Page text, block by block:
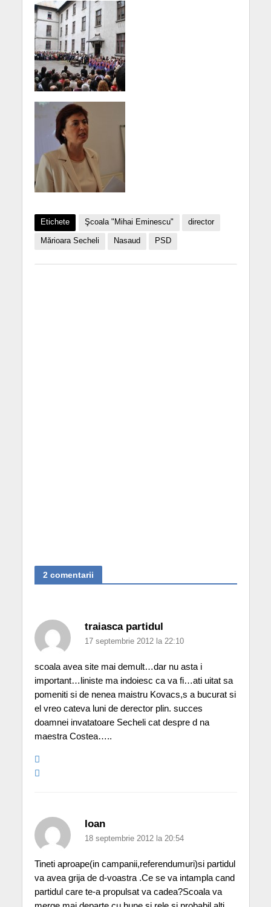
Etichete Şcoala "Mihai Eminescu" director
Mărioara Secheli Nasaud PSD
2 comentarii
traiasca partidul
17 septembrie 2012 la 22:10
scoala avea site mai demult…dar nu asta i
important…liniste ma indoiesc ca va fi…ati uitat sa
pomeniti si de nenea maistru Kovacs,s a bucurat si
el vreo cateva luni de derector plin. succes
doamnei invatatoare Secheli cat despre d na
maestra Costea…..
Ioan
18 septembrie 2012 la 20:54
Tineti aproape(in campanii,referendumuri)si partidul
va avea grija de d-voastra .Ce se va intampla cand
partidul care te-a propulsat va cadea?Scoala va